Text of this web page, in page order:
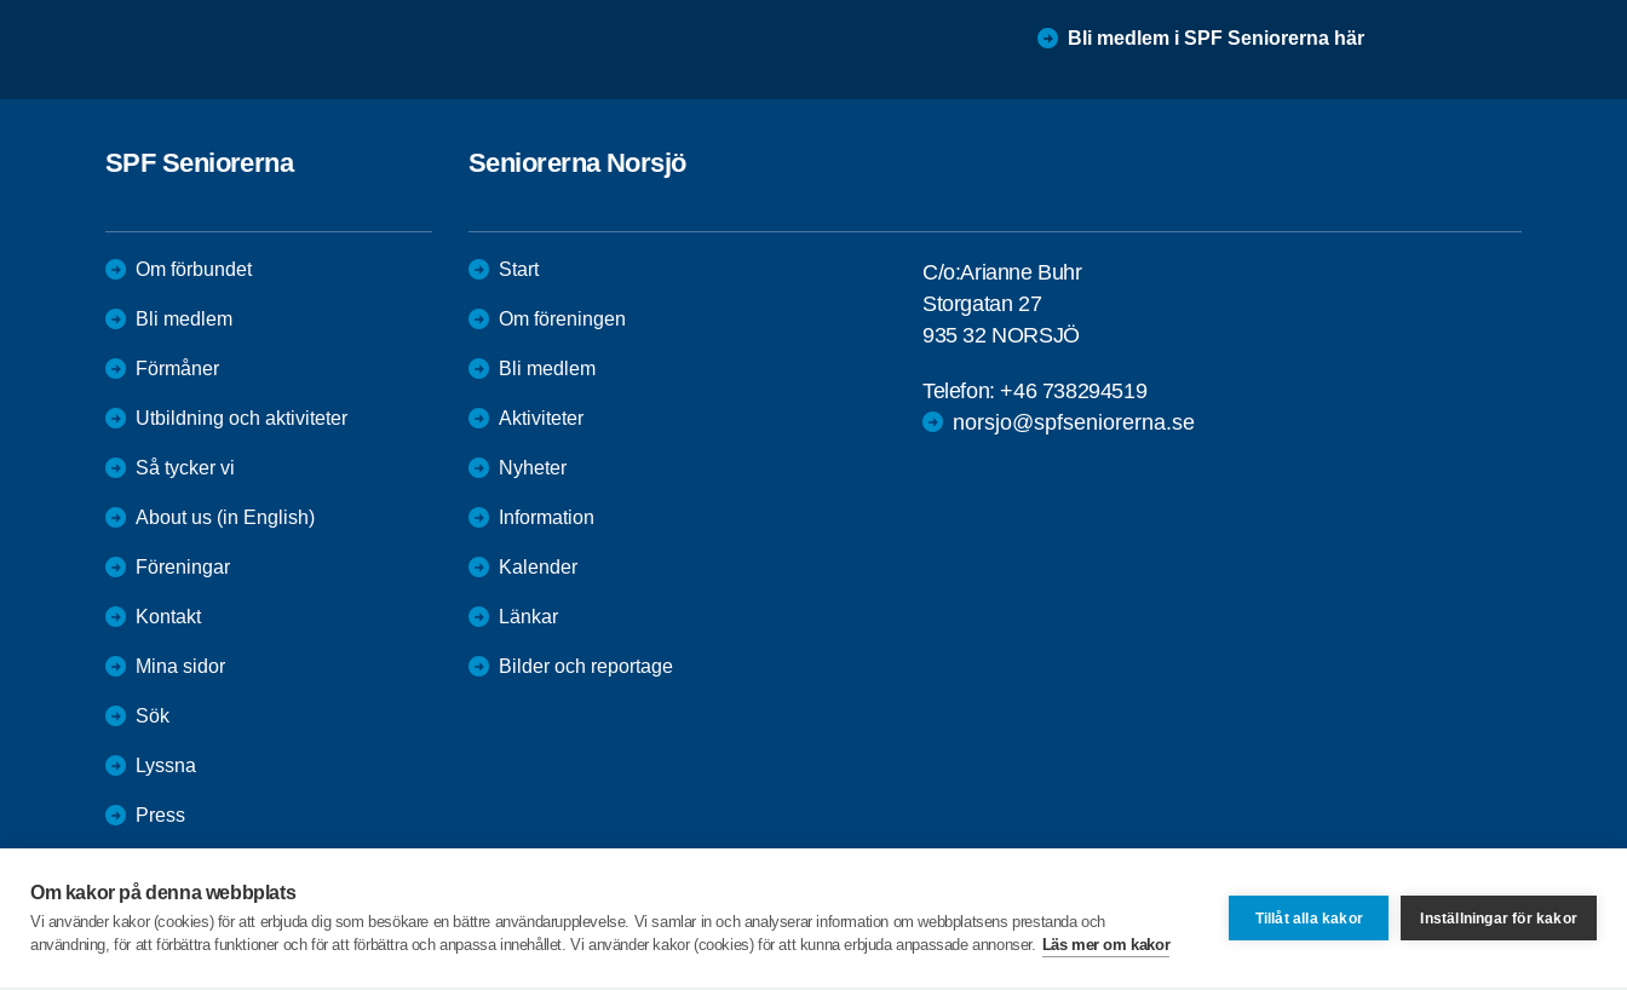
Om kakor på denna webbplats
Vi använder kakor (cookies) för att erbjuda dig som besökare en bättre användarupplevelse. Vi samlar in och analyserar information om webbplatsens prestanda och
användning, för att förbättra funktioner och för att förbättra och anpassa innehållet. Vi använder kakor (cookies) för att kunna erbjuda anpassade annonser. Läs mer om kakor
Tillåt alla kakor Inställningar för kakor
Bli medlem i SPF Seniorerna här
SPF Seniorerna
Om förbundet
Bli medlem
Förmåner
Utbildning och aktiviteter
Så tycker vi
About us (in English)
Föreningar
Kontakt
Mina sidor
Sök
Lyssna
Press
SPF Seniorernas intranät
Seniorerna Norsjö
Start
Om föreningen
Bli medlem
Aktiviteter
Nyheter
Information
Kalender
Länkar
Bilder och reportage
C/o:Arianne Buhr
Storgatan 27
935 32 NORSJÖ
Telefon:+46 738294519
norsjo@spfseniorerna.se